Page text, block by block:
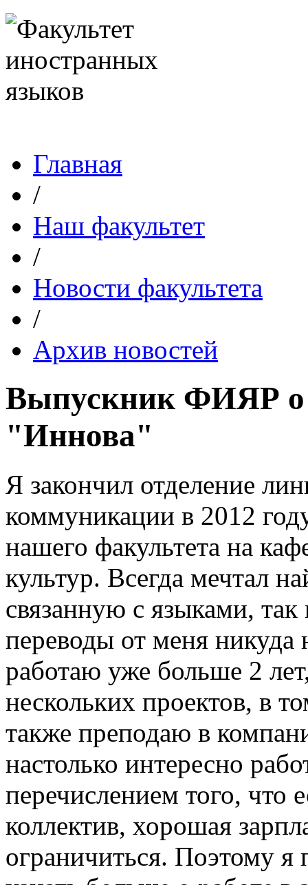
Главная
/
Наш факультет
/
Новости факультета
/
Архив новостей
Выпускник ФИЯР о
"Иннова"
Я закончил отделение
коммуникации в 2012
нашего факультета на
культур. Всегда мечтал
связанную с языками, так
переводы от меня
работаю уже больше 2
нескольких проектов, в
также преподаю в
настолько интересно
перечислением того, что
коллектив, хорошая
ограничиться. Поэтому я